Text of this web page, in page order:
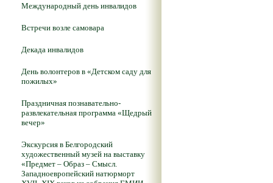
Международный день инвалидов
Встречи возле самовара
Декада инвалидов
День волонтеров в «Детском саду для
пожилых»
Праздничная познавательно-
развлекательная программа «Щедрый
вечер»
Экскурсия в Белгородский
художественный музей на выставку
«Предмет – Образ – Смысл.
Западноевропейский натюрморт